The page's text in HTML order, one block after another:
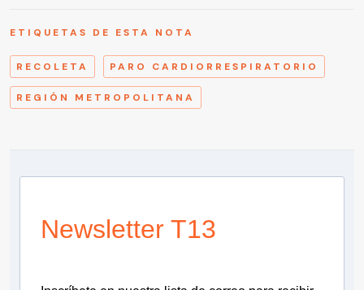
ETIQUETAS DE ESTA NOTA
RECOLETA PARO CARDIORRESPIRATORIO
REGIÓN METROPOLITANA
Newsletter T13